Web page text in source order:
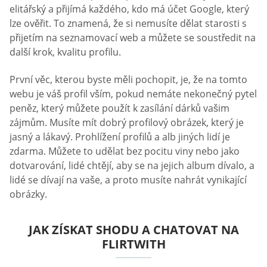
elitářský a přijímá každého, kdo má účet Google, který
lze ověřit. To znamená, že si nemusíte dělat starosti s
přijetím na seznamovací web a můžete se soustředit na
další krok, kvalitu profilu.
První věc, kterou byste měli pochopit, je, že na tomto
webu je váš profil vším, pokud nemáte nekonečný pytel
peněz, který můžete použít k zasílání dárků vašim
zájmům. Musíte mít dobrý profilový obrázek, který je
jasný a lákavý. Prohlížení profilů a alb jiných lidí je
zdarma. Můžete to udělat bez pocitu viny nebo jako
dotvarování, lidé chtějí, aby se na jejich album dívalo, a
lidé se dívají na vaše, a proto musíte nahrát vynikající
obrázky.
JAK ZÍSKAT SHODU A CHATOVAT NA
FLIRTWITH